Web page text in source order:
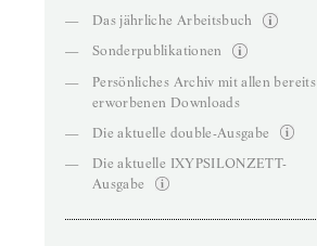
—
Das jährliche Arbeitsbuch
—
Sonderpublikationen
—
Persönliches Archiv mit allen bereits
erworbenen Downloads
—
Die aktuelle double-Ausgabe
—
Die aktuelle IXYPSILONZETT-
Ausgabe